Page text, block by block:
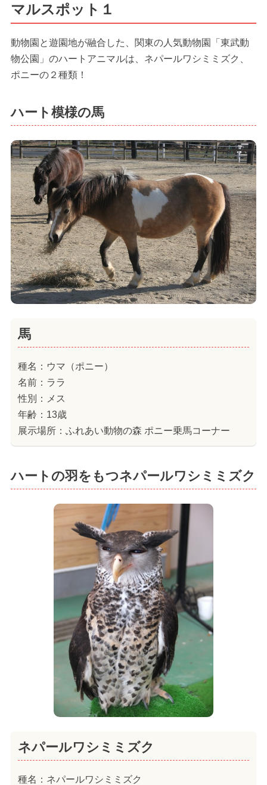
マルスポット１
動物園と遊園地が融合した、関東の人気動物園「東武動
物公園」のハートアニマルは、ネパールワシミミズク、
ポニーの２種類！
ハート模様の馬
馬
種名：ウマ（ポニー）
名前：ララ
性別：メス
年齢：13歳
展示場所：ふれあい動物の森 ポニー乗馬コーナー
ハートの羽をもつネパールワシミミズク
ネパールワシミミズク
種名：ネパールワシミミズク